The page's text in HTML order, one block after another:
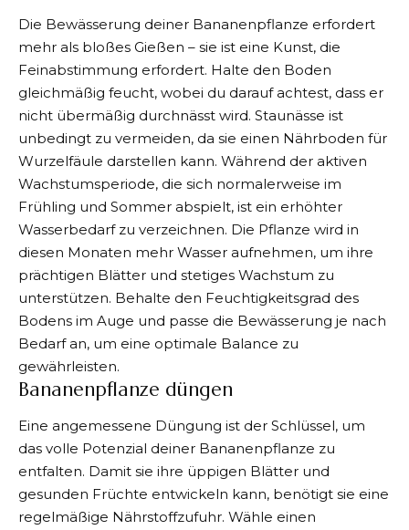
Die Bewässerung deiner Bananenpflanze erfordert
mehr als bloßes Gießen – sie ist eine Kunst, die
Feinabstimmung erfordert. Halte den Boden
gleichmäßig feucht, wobei du darauf achtest, dass er
nicht übermäßig durchnässt wird. Staunässe ist
unbedingt zu vermeiden, da sie einen Nährboden für
Wurzelfäule darstellen kann. Während der aktiven
Wachstumsperiode, die sich normalerweise im
Frühling und Sommer abspielt, ist ein erhöhter
Wasserbedarf zu verzeichnen. Die Pflanze wird in
diesen Monaten mehr Wasser aufnehmen, um ihre
prächtigen Blätter und stetiges Wachstum zu
unterstützen. Behalte den Feuchtigkeitsgrad des
Bodens im Auge und passe die Bewässerung je nach
Bedarf an, um eine optimale Balance zu
gewährleisten.
Bananenpflanze düngen
Eine angemessene Düngung ist der Schlüssel, um
das volle Potenzial deiner Bananenpflanze zu
entfalten. Damit sie ihre üppigen Blätter und
gesunden Früchte entwickeln kann, benötigt sie eine
regelmäßige Nährstoffzufuhr. Wähle einen